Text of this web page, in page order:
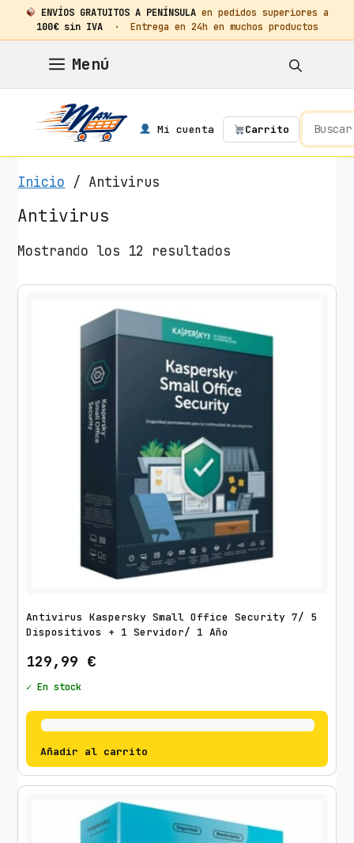
ENVÍOS GRATUITOS A PENÍNSULA en pedidos superiores a
100€ sin IVA· Entrega en 24h en muchos productos
contenido
Menú
Mi cuenta Carrito
Inicio / Antivirus
Antivirus
Mostrando los 12 resultados
d
n
a
d
o
o
r
l
o
s
ú
l
t
o
Antivirus Kaspersky Small Office Security 7/ 5
Dispositivos + 1 Servidor/ 1 Año
129,99 €
✓ En stock
Añadir al carrito